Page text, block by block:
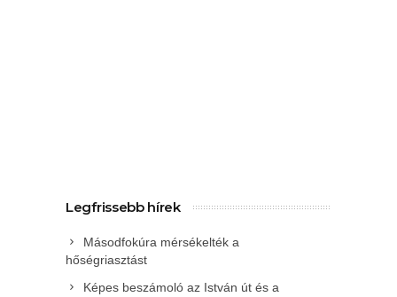
Legfrissebb hírek
Másodfokúra mérsékelték a
hőségriasztást
Képes beszámoló az István út és a